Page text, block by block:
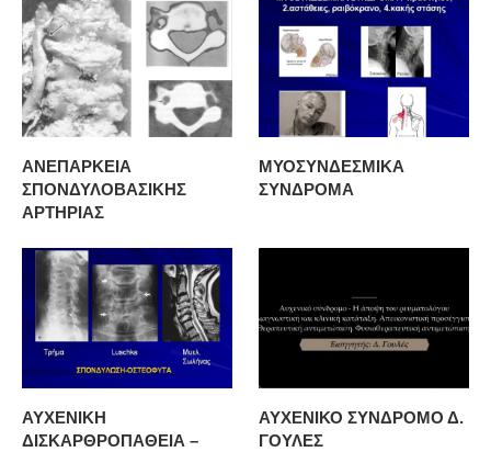
ΑΝΕΠΑΡΚΕΙΑ
ΣΠΟΝΔΥΛΟΒΑΣΙΚΗΣ
ΑΡΤΗΡΙΑΣ
ΜΥΟΣΥΝΔΕΣΜΙΚΑ
ΣΥΝΔΡΟΜΑ
ΑΥΧΕΝΙΚΗ
ΔΙΣΚΑΡΘΡΟΠΑΘΕΙΑ –
ΑΥΧΕΝΙΚΟ ΣΥΝΔΡΟΜΟ Δ.
ΓΟΥΛΕΣ